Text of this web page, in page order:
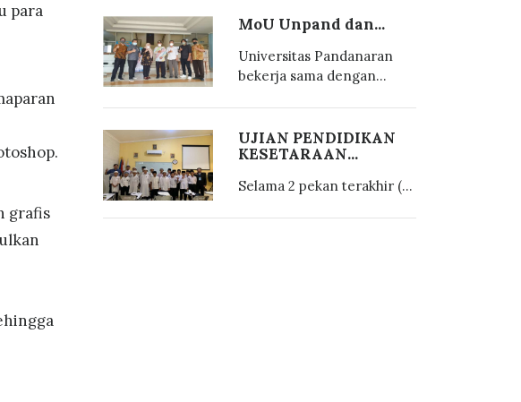
para
grafis
MoU Unpand dan...
Universitas Pandanaran
bekerja sama dengan...
UJIAN PENDIDIKAN
KESETARAAN...
Selama 2 pekan terakhir (...